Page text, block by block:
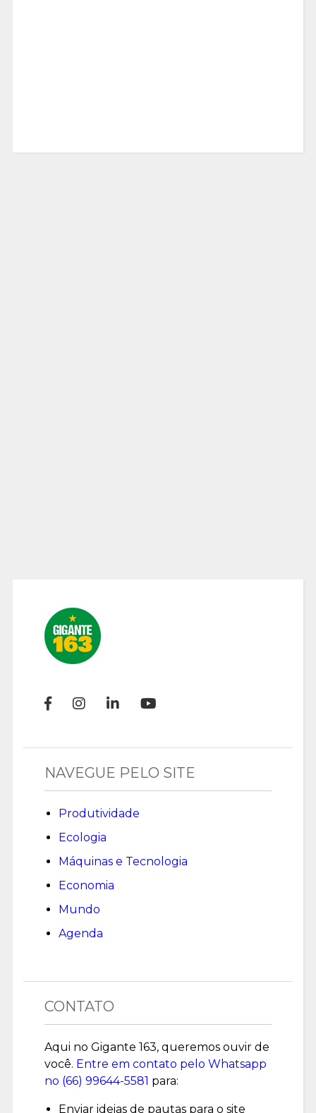
NAVEGUE PELO SITE
Produtividade
Ecologia
Máquinas e Tecnologia
Economia
Mundo
Agenda
CONTATO
Aqui no Gigante 163, queremos ouvir de
você. Entre em contato pelo Whatsapp
no (66) 99644-5581 para:
Enviar ideias de pautas para o site